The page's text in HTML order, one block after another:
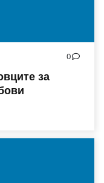
0
за